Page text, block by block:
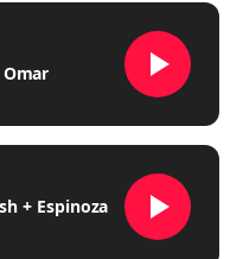
Omar
+ Espinoza